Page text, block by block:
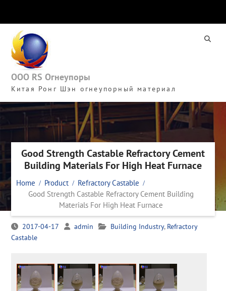
content
ООО RS Огнеупоры
Китая Ронг Шэн огнеупорный материал
Good Strength Castable Refractory Cement
Building Materials For High Heat Furnace
Home Product
Refractory Castable
Good Strength Castable Refractory Cement Building
Materials For High Heat Furnace
2017-04-17 admin Building Industry, Refractory
Castable